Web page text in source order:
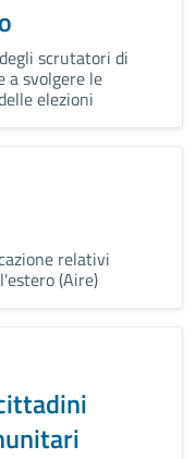
scrutatori di
a svolgere le
elezioni
relativi
(Aire)